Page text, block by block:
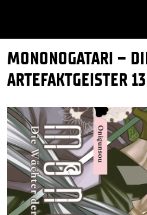
MONONOGATARI –
ARTEFAKTGEISTER 13